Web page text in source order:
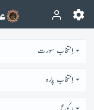
اِنتخاب سورت
اِنتخاب پارہ